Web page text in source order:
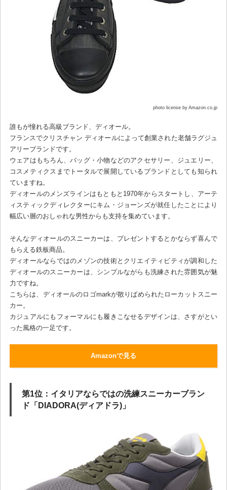
photo license by Amazon.co.jp
誰もが憧れる高級ブランド、ディオール。
フランスでクリスチャン ディオールによって創業された老舗ラグジュ
アリーブランドです。
ウェアはもちろん、バッグ・小物などのアクセサリー、ジュエリー、
コスメティクスまでトータルで展開しているブランドとしても知られ
ていますね。
ディオールのメンズラインはもともと1970年からスタートし、アーテ
ィスティックディレクターにキム・ジョーンズが就任したことにより
幅広い層のおしゃれな男性からも支持を集めています。
そんなディオールのスニーカーは、プレゼントするとかならず喜んで
もらえる鉄板商品。
ディオールならではのメゾンの技術とクリエイティビティが調和した
ディオールのスニーカーは、シンプルながらも洗練された雰囲気が魅
力ですね。
こちらは、ディオールのロゴmarkが散りばめられたローカットスニー
カー。
カジュアルにもフォーマルにも履きこなせるデザインは、さすがとい
った風格の一足です。
Amazonで見る
第1位：イタリアならではの洗練スニーカーブラン
ド「DIADORA(ディアドラ)」